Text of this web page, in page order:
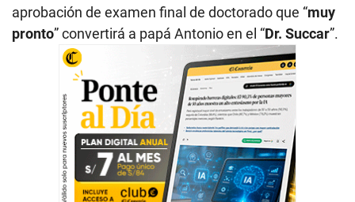
aprobación de examen final de doctorado que “muy
pronto” convertirá a papá Antonio en el “Dr. Succar”.